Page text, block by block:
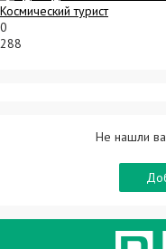
Космический турист
0
288
Не нашли